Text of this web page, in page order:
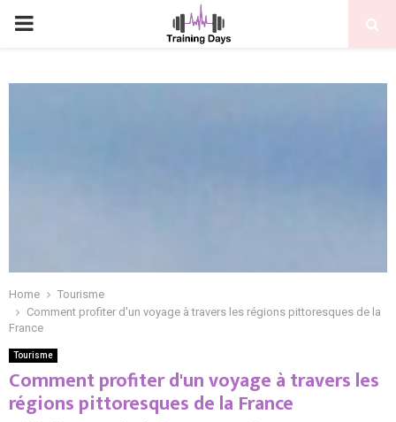
PRIMARY
Home
Tourisme
Comment profiter d'un voyage à travers les régions pittoresques de la
France
Tourisme
Comment profiter d'un voyage à travers les
régions pittoresques de la France